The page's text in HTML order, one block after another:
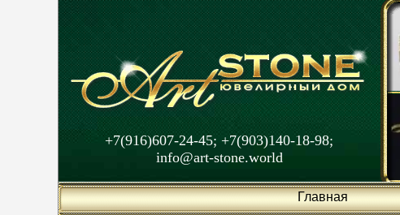
+7(916)607-24-45; +7(903)140-18-98;
info@art-stone.world
Главная